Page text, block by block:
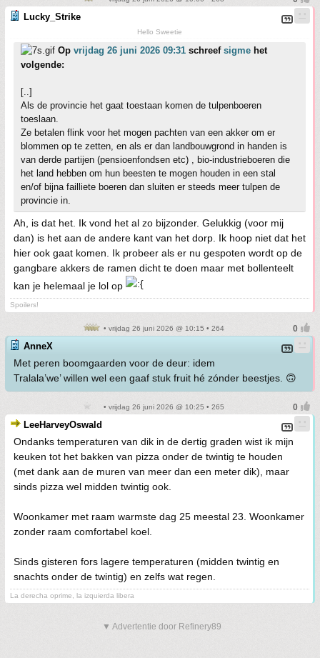
Lucky_Strike
Hello Sweetie
Op vrijdag 26 juni 2026 09:31 schreef sigme het
volgende:
[..]
Als de provincie het gaat toestaan komen de tulpenboeren
toeslaan.
Ze betalen flink voor het mogen pachten van een akker om er
blommen op te zetten, en als er dan landbouwgrond in handen is
van derde partijen (pensioenfondsen etc) , bio-industrieboeren die
het land hebben om hun beesten te mogen houden in een stal
en/of bijna failliete boeren dan sluiten er steeds meer tulpen de
provincie in.
Ah, is dat het. Ik vond het al zo bijzonder. Gelukkig (voor mij
dan) is het aan de andere kant van het dorp. Ik hoop niet dat het
hier ook gaat komen. Ik probeer als er nu gespoten wordt op de
gangbare akkers de ramen dicht te doen maar met bollenteelt
kan je helemaal je lol op
Spoilers!
• vrijdag 26 juni 2026 @ 10:15 • 264
AnneX
Met peren boomgaarden voor de deur: idem
Tralala’we’ willen wel een gaaf stuk fruit hé zónder beestjes. 🙃
• vrijdag 26 juni 2026 @ 10:25 • 265
LeeHarveyOswald
Ondanks temperaturen van dik in de dertig graden wist ik mijn
keuken tot het bakken van pizza onder de twintig te houden
(met dank aan de muren van meer dan een meter dik), maar
sinds pizza wel midden twintig ook.
Woonkamer met raam warmste dag 25 meestal 23. Woonkamer
zonder raam comfortabel koel.
Sinds gisteren fors lagere temperaturen (midden twintig en
snachts onder de twintig) en zelfs wat regen.
La derecha oprime, la izquierda libera
▼ Advertentie door Refinery89